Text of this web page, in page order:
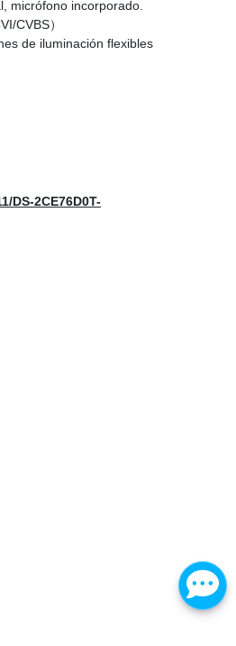
micrófono incorporado.
CVBS）
de iluminación flexibles
DS-2CE76D0T-